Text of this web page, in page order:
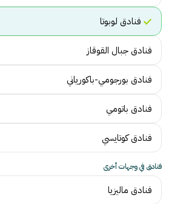
فنادق لوبوتا
فنادق جبال القوقاز
فنادق بورجومي-باكورياني
فنادق باتومي
فنادق كوتايسي
فنادق في وجهات أخرى
فنادق ماليزيا